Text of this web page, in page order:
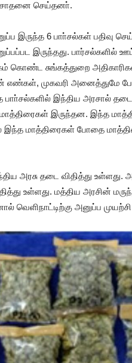
சோதனை செய்தனா்.
இருந்த 6 பாா்சல்கள் பதிவு
இருந்தது. பார்சல்களில்
கொண்ட சுங்கத்துறை
முகவரி அனைத்துமே
பாா்சல்களில் இந்திய அரசால்
மாத்திரைகள் இருந்தன. இந்த
இந்த மாத்திரைகள் போதை
அரசு தடை விதித்து
உள்ளது. மத்திய அரசின்
வெளிநாட்டிற்கு அனுப்ப